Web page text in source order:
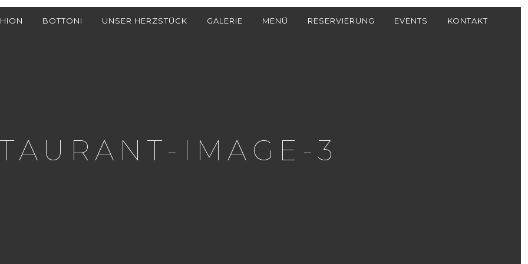
BOTTONI UNSER HERZSTÜCK GALERIE MENÜ RESERVIERUNG EVENTS KONTAKT
IMAGE-3